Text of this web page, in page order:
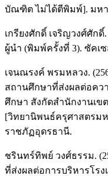
บัณฑิต ไม่ได้ตีพิมพ์]. มห
เกรียงศักดิ์ เจริญวงศ์ศักดิ์.
ผู้นำ (พิมพ์ครั้งที่ 3). ซัคเ
เจนณรงค์ พรมหลวง.
สถานศึกษาที่ส่งผลต่อคว
ศึกษา สังกัดสำนักงานเ
[วิทยานิพนธ์ครุศาสตรม
ราชภัฏอุดรธานี.
ชรินทร์ทิพย์ วงศ์ธรรม.
ที่ส่งผลต่อการบริหารโร